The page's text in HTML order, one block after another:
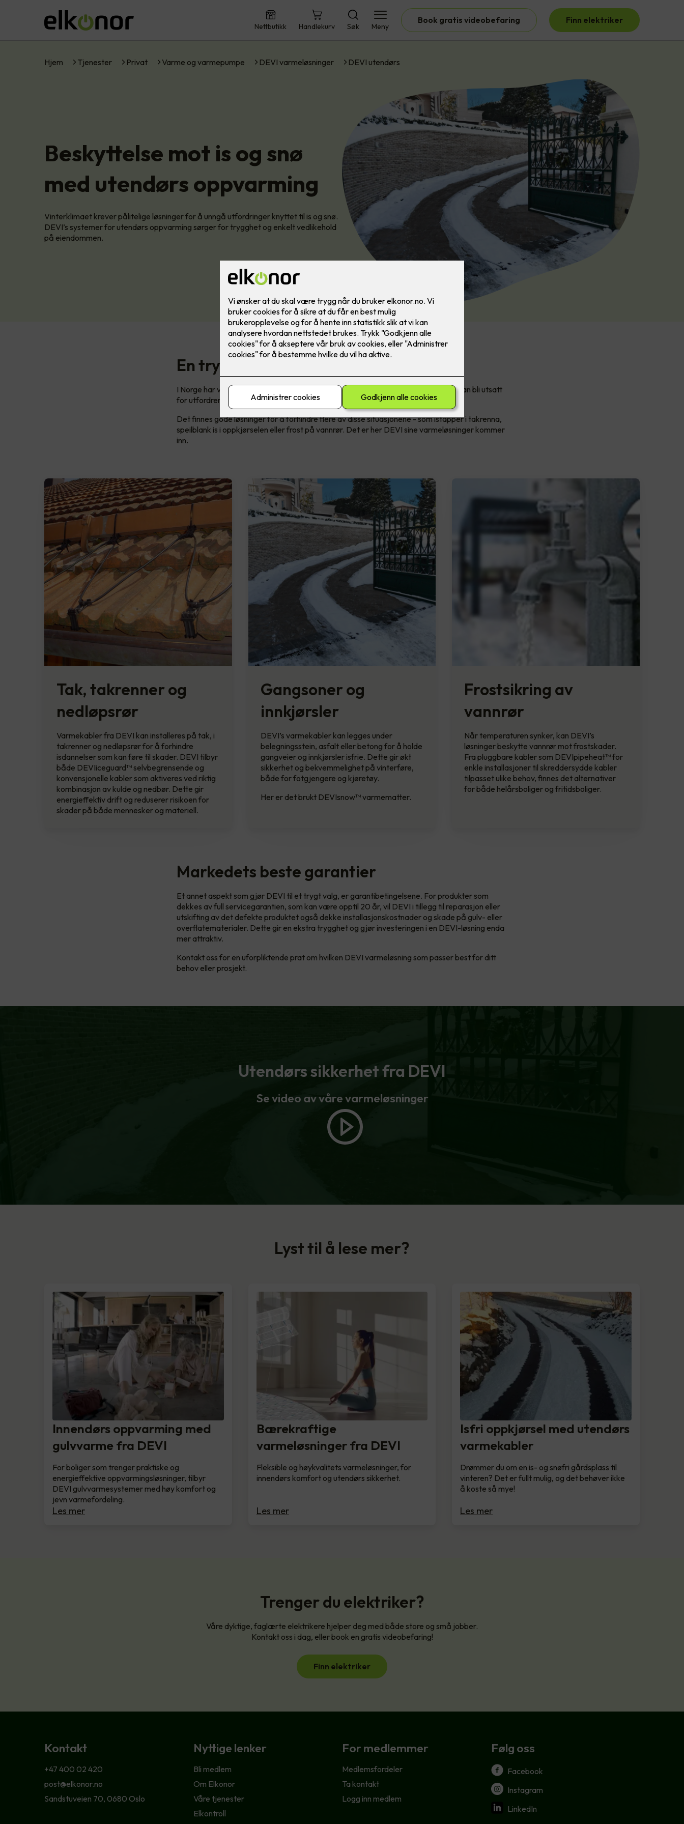
Nettbutikk Handlekurv Søk Meny
Book gratis videobefaring Finn elektriker
Hjem Tjenester Privat Varme og varmepumpe DEVI varmeløsninger DEVI utendørs
Beskyttelse mot is og snø
med utendørs oppvarming
Vinterklimaet krever pålitelige løsninger for å unngå utfordringer knyttet til is og snø.
DEVI’s systemer for utendørs oppvarming sørger for trygghet og enkelt vedlikehold
på eiendommen.
En trygg og mer komfortabel vinter
I Norge har vi et ganske tøft vinterklima. Med mye snø og is på eiendommen kan man bli utsatt
for utfordrende, og til og med farlige situasjoner i hverdagen.
Det finnes gode løsninger for å forhindre flere av disse situasjonene - som istapper i takrenna,
speilblank is i oppkjørselen eller frost på vannrør. Det er her DEVI sine varmeløsninger kommer
inn.
Tak, takrenner og
nedløpsrør
Varmekabler fra DEVI kan installeres på tak, i
takrenner og nedløpsrør for å forhindre
isdannelser som kan føre til skader. DEVI tilbyr
både DEVIiceguard™ selvbegrensende og
konvensjonelle kabler som aktiveres ved riktig
kombinasjon av kulde og nedbør. Dette gir
energieffektiv drift og reduserer risikoen for
skader på både mennesker og materiell.
Gangsoner og
innkjørsler
DEVI’s varmekabler kan legges under
belegningsstein, asfalt eller betong for å holde
gangveier og innkjørsler isfrie. Dette gir økt
sikkerhet og bekvemmelighet på vinterføre,
både for fotgjengere og kjøretøy.
Her er det brukt DEVIsnow™ varmematter.
Frostsikring av
vannrør
Når temperaturen synker, kan DEVI’s
løsninger beskytte vannrør mot frostskader.
Fra pluggbare kabler som DEVIpipeheat™ for
enkle installasjoner til skreddersydde kabler
tilpasset ulike behov, finnes det alternativer
for både helårsboliger og fritidsboliger.
Markedets beste garantier
Et annet aspekt som gjør DEVI til et trygt valg, er garantibetingelsene. For produkter som
dekkes av full servicegarantien, som kan være opptil 20 år, vil DEVI i tillegg til reparasjon eller
utskifting av det defekte produktet også dekke installasjonskostnader og skade på gulv- eller
overflatematerialer. Dette gir en ekstra trygghet og gjør investeringen i en DEVI-løsning enda
mer attraktiv.
Kontakt oss for en uforpliktende prat om hvilken DEVI varmeløsning som passer best for ditt
behov eller prosjekt.
Utendørs sikkerhet fra DEVI
Se video av våre varmeløsninger
Lyst til å lese mer?
Innendørs oppvarming med
gulvvarme fra DEVI
For boliger som trenger praktiske og
energieffektive oppvarmingsløsninger, tilbyr
DEVI gulvvarmesystemer med høy komfort og
jevn varmefordeling.
Les mer
Bærekraftige
varmeløsninger fra DEVI
Fleksible og høykvalitets varmeløsninger, for
innendørs komfort og utendørs sikkerhet.
Les mer
Isfri oppkjørsel med utendørs
varmekabler
Drømmer du om en is- og snøfri gårdsplass til
vinteren? Det er fullt mulig, og det behøver ikke
å koste så mye!
Les mer
Trenger du elektriker?
Våre dyktige, faglærte elektrikere hjelper deg med både store og små jobber.
Kontakt oss i dag, eller book en gratis videobefaring!
Finn elektriker
Kontakt
+47 400 02 420
post@elkonor.no
Sandstuveien 70, 0680 Oslo
Nyttige lenker
Bli medlem
Om Elkonor
Våre tjenester
Elkontroll
For medlemmer
Medlemsfordeler
Ta kontakt
Logg inn medlem
Følg oss
Facebook
Instagram
LinkedIn